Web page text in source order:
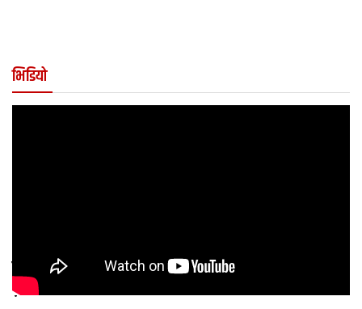
भिडियो
कुन अवस्थामा बच्चालाई शल्यक्रिया आवश्यक पर्छ
?